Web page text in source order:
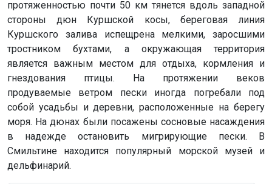
протяженностью почти 50 км тянется вдоль западной
стороны дюн Куршской косы, береговая линия
Куршского залива испещрена мелкими, заросшими
тростником бухтами, а окружающая территория
является важным местом для отдыха, кормления и
гнездования птицы. На протяжении веков
продуваемые ветром пески иногда погребали под
собой усадьбы и деревни, расположенные на берегу
моря. На дюнах были посажены сосновые насаждения
в надежде остановить мигрирующие пески. В
Смильтине находится популярный морской музей и
дельфинарий.